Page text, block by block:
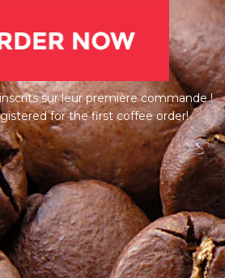
sur leur première commande !
for the first coffee order!